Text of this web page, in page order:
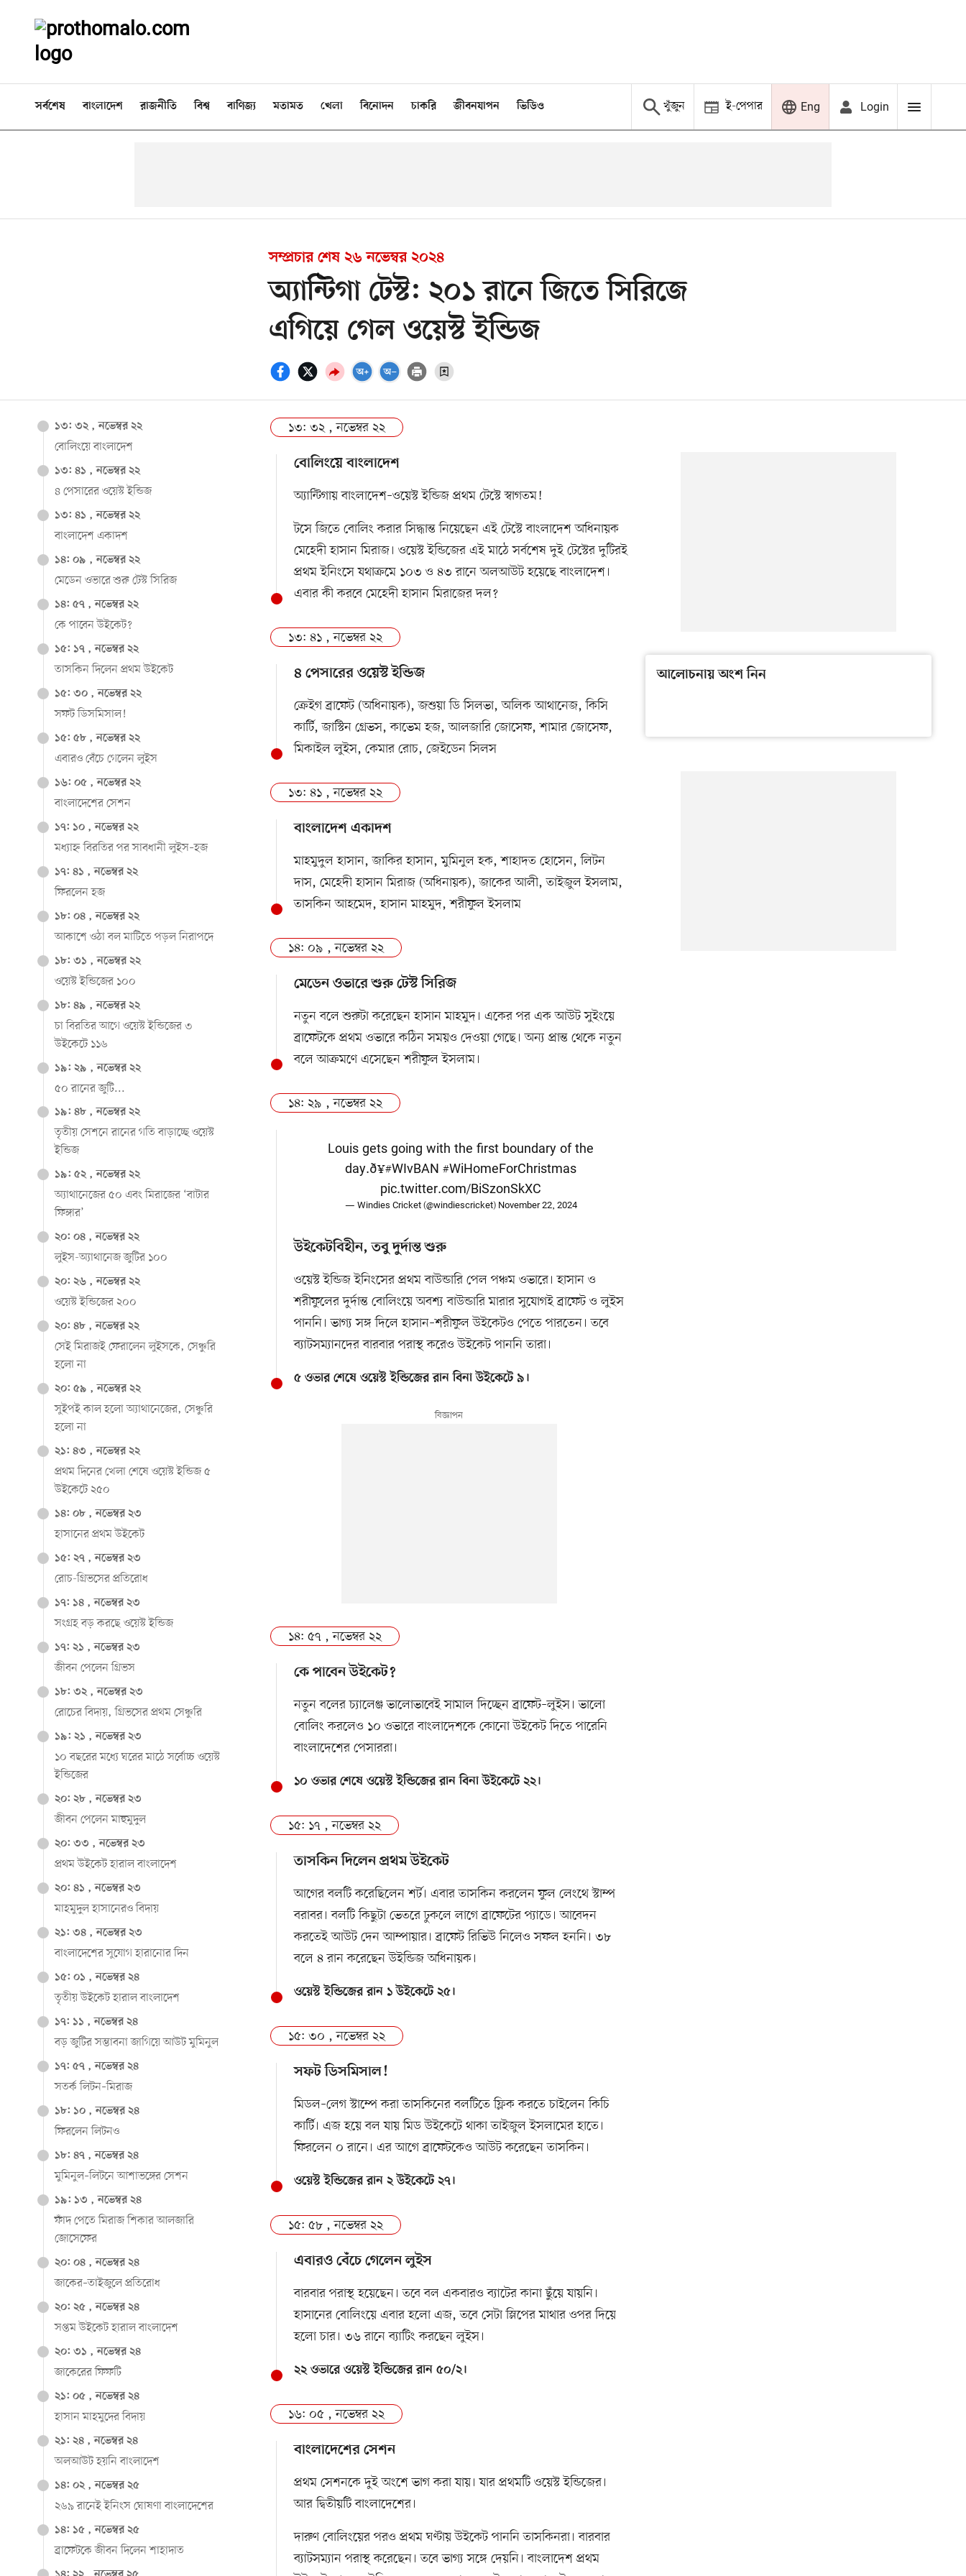
সর্বশেষ বাংলাদেশ রাজনীতি বিশ্ব বাণিজ্য মতামত খেলা বিনোদন চাকরি জীবনযাপন ভিডিও খুঁজুন ই-পেপার Eng Login
সম্প্রচার শেষ ২৬ নভেম্বর ২০২৪
অ্যান্টিগা টেস্ট: ২০১ রানে জিতে সিরিজে
এগিয়ে গেল ওয়েস্ট ইন্ডিজ
১৩: ৩২ , নভেম্বর ২২
বোলিংয়ে বাংলাদেশ
১৩: ৪১ , নভেম্বর ২২
৪ পেসারের ওয়েস্ট ইন্ডিজ
১৩: ৪১ , নভেম্বর ২২
বাংলাদেশ একাদশ
১৪: ০৯ , নভেম্বর ২২
মেডেন ওভারে শুরু টেস্ট সিরিজ
১৪: ৫৭ , নভেম্বর ২২
কে পাবেন উইকেট?
১৫: ১৭ , নভেম্বর ২২
তাসকিন দিলেন প্রথম উইকেট
১৫: ৩০ , নভেম্বর ২২
সফট ডিসমিসাল!
১৫: ৫৮ , নভেম্বর ২২
এবারও বেঁচে গেলেন লুইস
১৬: ০৫ , নভেম্বর ২২
বাংলাদেশের সেশন
১৭: ১০ , নভেম্বর ২২
মধ্যাহ্ন বিরতির পর সাবধানী লুইস–হজ
১৭: ৪১ , নভেম্বর ২২
ফিরলেন হজ
১৮: ০৪ , নভেম্বর ২২
আকাশে ওঠা বল মাটিতে পড়ল নিরাপদে
১৮: ৩১ , নভেম্বর ২২
ওয়েস্ট ইন্ডিজের ১০০
১৮: ৪৯ , নভেম্বর ২২
চা বিরতির আগে ওয়েস্ট ইন্ডিজের ৩
উইকেটে ১১৬
১৯: ২৯ , নভেম্বর ২২
৫০ রানের জুটি...
১৯: ৪৮ , নভেম্বর ২২
তৃতীয় সেশনে রানের গতি বাড়াচ্ছে ওয়েস্ট
ইন্ডিজ
১৯: ৫২ , নভেম্বর ২২
অ্যাথানেজের ৫০ এবং মিরাজের ‘বাটার
ফিঙ্গার’
২০: ০৪ , নভেম্বর ২২
লুইস-অ্যাথানেজ জুটির ১০০
২০: ২৬ , নভেম্বর ২২
ওয়েস্ট ইন্ডিজের ২০০
২০: ৪৮ , নভেম্বর ২২
সেই মিরাজই ফেরালেন লুইসকে, সেঞ্চুরি
হলো না
২০: ৫৯ , নভেম্বর ২২
সুইপই কাল হলো অ্যাথানেজের, সেঞ্চুরি
হলো না
২১: ৪৩ , নভেম্বর ২২
প্রথম দিনের খেলা শেষে ওয়েস্ট ইন্ডিজ ৫
উইকেটে ২৫০
১৪: ০৮ , নভেম্বর ২৩
হাসানের প্রথম উইকেট
১৫: ২৭ , নভেম্বর ২৩
রোচ-গ্রিভসের প্রতিরোধ
১৭: ১৪ , নভেম্বর ২৩
সংগ্রহ বড় করছে ওয়েস্ট ইন্ডিজ
১৭: ২১ , নভেম্বর ২৩
জীবন পেলেন গ্রিভস
১৮: ৩২ , নভেম্বর ২৩
রোচের বিদায়, গ্রিভসের প্রথম সেঞ্চুরি
১৯: ২১ , নভেম্বর ২৩
১০ বছরের মধ্যে ঘরের মাঠে সর্বোচ্চ ওয়েস্ট
ইন্ডিজের
২০: ২৮ , নভেম্বর ২৩
জীবন পেলেন মাহুমুদুল
২০: ৩৩ , নভেম্বর ২৩
প্রথম উইকেট হারাল বাংলাদেশ
২০: ৪১ , নভেম্বর ২৩
মাহমুদুল হাসানেরও বিদায়
২১: ৩৪ , নভেম্বর ২৩
বাংলাদেশের সুযোগ হারানোর দিন
১৫: ০১ , নভেম্বর ২৪
তৃতীয় উইকেট হারাল বাংলাদেশ
১৭: ১১ , নভেম্বর ২৪
বড় জুটির সম্ভাবনা জাগিয়ে আউট মুমিনুল
১৭: ৫৭ , নভেম্বর ২৪
সতর্ক লিটন–মিরাজ
১৮: ১০ , নভেম্বর ২৪
ফিরলেন লিটনও
১৮: ৪৭ , নভেম্বর ২৪
মুমিনুল–লিটনে আশাভঙ্গের সেশন
১৯: ১৩ , নভেম্বর ২৪
ফাঁদ পেতে মিরাজ শিকার আলজারি
জোসেফের
২০: ০৪ , নভেম্বর ২৪
জাকের–তাইজুলে প্রতিরোধ
২০: ২৫ , নভেম্বর ২৪
সপ্তম উইকেট হারাল বাংলাদেশ
২০: ৩১ , নভেম্বর ২৪
জাকেরের ফিফটি
২১: ০৫ , নভেম্বর ২৪
হাসান মাহমুদের বিদায়
২১: ২৪ , নভেম্বর ২৪
অলআউট হয়নি বাংলাদেশ
১৪: ০২ , নভেম্বর ২৫
২৬৯ রানেই ইনিংস ঘোষণা বাংলাদেশের
১৪: ১৫ , নভেম্বর ২৫
ব্রাফেটকে জীবন দিলেন শাহাদাত
১৩: ৩২ , নভেম্বর ২২
বোলিংয়ে বাংলাদেশ
অ্যান্টিগায় বাংলাদেশ–ওয়েস্ট ইন্ডিজ প্রথম টেস্টে স্বাগতম!
টসে জিতে বোলিং করার সিদ্ধান্ত নিয়েছেন এই টেস্টে বাংলাদেশ অধিনায়ক
মেহেদী হাসান মিরাজ। ওয়েস্ট ইন্ডিজের এই মাঠে সর্বশেষ দুই টেস্টের দুটিরই
প্রথম ইনিংসে যথাক্রমে ১০৩ ও ৪৩ রানে অলআউট হয়েছে বাংলাদেশ।
এবার কী করবে মেহেদী হাসান মিরাজের দল?
১৩: ৪১ , নভেম্বর ২২
৪ পেসারের ওয়েস্ট ইন্ডিজ
ক্রেইগ ব্রাফেট (অধিনায়ক), জশুয়া ডি সিলভা, অলিক আথানেজ, কিসি
কার্টি, জাস্টিন গ্রেভস, কাভেম হজ, আলজারি জোসেফ, শামার জোসেফ,
মিকাইল লুইস, কেমার রোচ, জেইডেন সিলস
১৩: ৪১ , নভেম্বর ২২
বাংলাদেশ একাদশ
মাহমুদুল হাসান, জাকির হাসান, মুমিনুল হক, শাহাদত হোসেন, লিটন
দাস, মেহেদী হাসান মিরাজ (অধিনায়ক), জাকের আলী, তাইজুল ইসলাম,
তাসকিন আহমেদ, হাসান মাহমুদ, শরীফুল ইসলাম
১৪: ০৯ , নভেম্বর ২২
মেডেন ওভারে শুরু টেস্ট সিরিজ
নতুন বলে শুরুটা করেছেন হাসান মাহমুদ। একের পর এক আউট সুইংয়ে
ব্রাফেটকে প্রথম ওভারে কঠিন সময়ও দেওয়া গেছে। অন্য প্রান্ত থেকে নতুন
বলে আক্রমণে এসেছেন শরীফুল ইসলাম।
১৪: ২৯ , নভেম্বর ২২
Louis gets going with the first boundary of the
day.ð¥#WIvBAN #WiHomeForChristmas
pic.twitter.com/BiSzonSkXC
— Windies Cricket (@windiescricket) November 22, 2024
উইকেটবিহীন, তবু দুর্দান্ত শুরু
ওয়েস্ট ইন্ডিজ ইনিংসের প্রথম বাউন্ডারি পেল পঞ্চম ওভারে। হাসান ও
শরীফুলের দুর্দান্ত বোলিংয়ে অবশ্য বাউন্ডারি মারার সুযোগই ব্রাফেট ও লুইস
পাননি। ভাগ্য সঙ্গ দিলে হাসান–শরীফুল উইকেটও পেতে পারতেন। তবে
ব্যাটসম্যানদের বারবার পরাস্থ করেও উইকেট পাননি তারা।
৫ ওভার শেষে ওয়েস্ট ইন্ডিজের রান বিনা উইকেটে ৯।
১৪: ৫৭ , নভেম্বর ২২
কে পাবেন উইকেট?
নতুন বলের চ্যালেঞ্জ ভালোভাবেই সামাল দিচ্ছেন ব্রাফেট–লুইস। ভালো
বোলিং করলেও ১০ ওভারে বাংলাদেশকে কোনো উইকেট দিতে পারেনি
বাংলাদেশের পেসাররা।
১০ ওভার শেষে ওয়েস্ট ইন্ডিজের রান বিনা উইকেটে ২২।
১৫: ১৭ , নভেম্বর ২২
তাসকিন দিলেন প্রথম উইকেট
আগের বলটি করেছিলেন শর্ট। এবার তাসকিন করলেন ফুল লেংথে স্টাম্প
বরাবর। বলটি কিছুটা ভেতরে ঢুকলে লাগে ব্রাফেটের প্যাডে। আবেদন
করতেই আউট দেন আম্পায়ার। ব্রাফেট রিভিউ নিলেও সফল হননি। ৩৮
বলে ৪ রান করেছেন উইন্ডিজ অধিনায়ক।
ওয়েস্ট ইন্ডিজের রান ১ উইকেটে ২৫।
১৫: ৩০ , নভেম্বর ২২
সফট ডিসমিসাল!
মিডল–লেগ স্টাম্পে করা তাসকিনের বলটিতে ফ্লিক করতে চাইলেন কিচি
কার্টি। এজ হয়ে বল যায় মিড উইকেটে থাকা তাইজুল ইসলামের হাতে।
ফিরলেন ০ রানে। এর আগে ব্রাফেটকেও আউট করেছেন তাসকিন।
ওয়েস্ট ইন্ডিজের রান ২ উইকেটে ২৭।
১৫: ৫৮ , নভেম্বর ২২
এবারও বেঁচে গেলেন লুইস
বারবার পরাস্থ হয়েছেন। তবে বল একবারও ব্যাটের কানা ছুঁয়ে যায়নি।
হাসানের বোলিংয়ে এবার হলো এজ, তবে সেটা স্লিপের মাথার ওপর দিয়ে
হলো চার। ৩৬ রানে ব্যাটিং করছেন লুইস।
২২ ওভারে ওয়েস্ট ইন্ডিজের রান ৫০/২।
১৬: ০৫ , নভেম্বর ২২
বাংলাদেশের সেশন
প্রথম সেশনকে দুই অংশে ভাগ করা যায়। যার প্রথমটি ওয়েস্ট ইন্ডিজের।
আর দ্বিতীয়টি বাংলাদেশের।
দারুণ বোলিংয়ের পরও প্রথম ঘণ্টায় উইকেট পাননি তাসকিনরা। বারবার
ব্যাটসম্যান পরাস্থ করেছেন। তবে ভাগ্য সঙ্গে দেয়নি। বাংলাদেশ প্রথম
আলোচনায় অংশ নিন